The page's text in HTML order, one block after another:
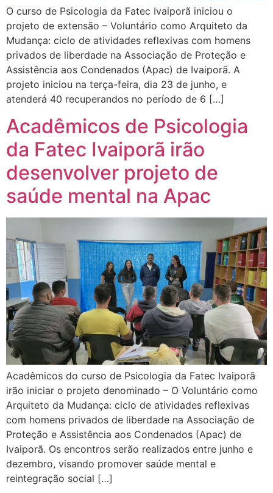
O curso de Psicologia da Fatec Ivaiporã iniciou o
projeto de extensão – Voluntário como Arquiteto da
Mudança: ciclo de atividades reflexivas com homens
privados de liberdade na Associação de Proteção e
Assistência aos Condenados (Apac) de Ivaiporã. A
projeto iniciou na terça-feira, dia 23 de junho, e
atenderá 40 recuperandos no período de 6 […]
Acadêmicos de Psicologia
da Fatec Ivaiporã irão
desenvolver projeto de
saúde mental na Apac
Acadêmicos do curso de Psicologia da Fatec Ivaiporã
irão iniciar o projeto denominado – O Voluntário como
Arquiteto da Mudança: ciclo de atividades reflexivas
com homens privados de liberdade na Associação de
Proteção e Assistência aos Condenados (Apac) de
Ivaiporã. Os encontros serão realizados entre junho e
dezembro, visando promover saúde mental e
reintegração social […]